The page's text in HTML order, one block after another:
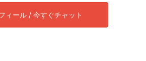
ィール / 今すぐチャット